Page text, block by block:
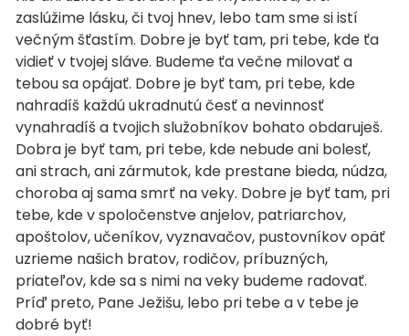
zaslúžime lásku, či tvoj hnev, lebo tam sme si istí
večným šťastím. Dobre je byť tam, pri tebe, kde ťa
vidieť v tvojej sláve. Budeme ťa večne milovať a
tebou sa opájať. Dobre je byť tam, pri tebe, kde
nahradíš každú ukradnutú česť a nevinnosť
vynahradíš a tvojich služobníkov bohato obdaruješ.
Dobra je byť tam, pri tebe, kde nebude ani bolesť,
ani strach, ani zármutok, kde prestane bieda, núdza,
choroba aj sama smrť na veky. Dobre je byť tam, pri
tebe, kde v spoločenstve anjelov, patriarchov,
apoštolov, učeníkov, vyznavačov, pustovníkov opäť
uzrieme našich bratov, rodičov, príbuzných,
priateľov, kde sa s nimi na veky budeme radovať.
Príď preto, Pane Ježišu, lebo pri tebe a v tebe je
dobré byť!